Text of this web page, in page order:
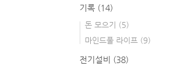
기록 (14)
돈 모으기 (5)
마인드풀 라이프 (9)
전기설비 (38)